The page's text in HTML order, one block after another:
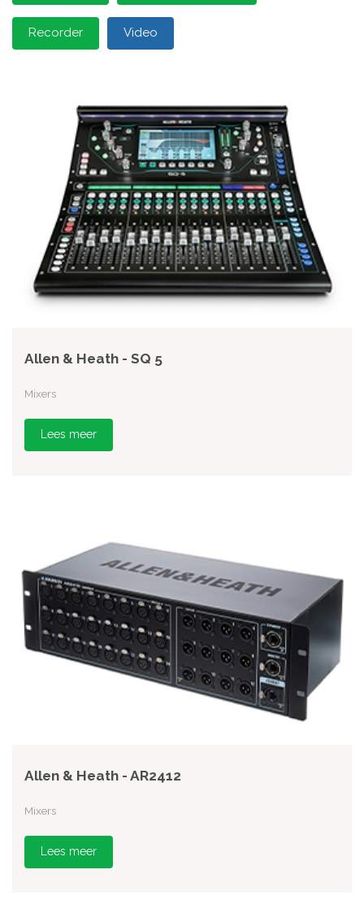
Recorder Video
Allen & Heath - SQ 5
Mixers
Lees meer
Allen & Heath - AR2412
Mixers
Lees meer